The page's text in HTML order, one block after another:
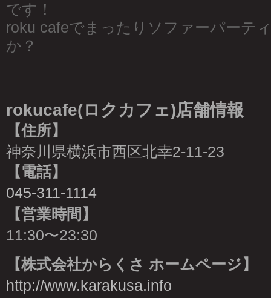
です！
roku cafeでまったりソファーパーテ
か？
rokucafe(ロクカフェ)店舗情報
【住所】
神奈川県横浜市西区北幸2-11-23
【電話】
045-311-1114
【営業時間】
11:30〜23:30
【株式会社からくさ ホームページ】
http://www.karakusa.info